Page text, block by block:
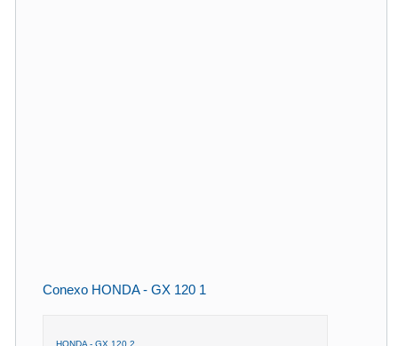
Conexo HONDA - GX 120 1
HONDA - GX 120 2